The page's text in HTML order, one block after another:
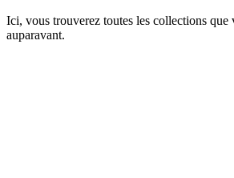
Ici, vous trouverez toutes les collections que
auparavant.